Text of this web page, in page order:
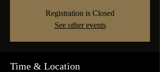
Registration is Closed
See other events
Time & Location